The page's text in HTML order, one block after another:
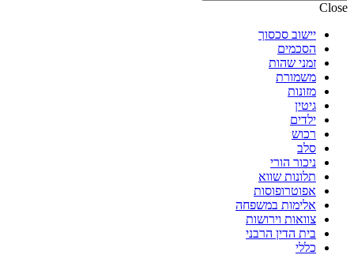
Close
יישוב סכסוך
הסכמים
זמני שהות
משמורת
מזונות
גיטין
ילדים
רכוש
סלב
ניכור הורי
תלונות שווא
אפוטרופוסות
אלימות במשפחה
צוואות וירושות
בית הדין הרבני
כללי